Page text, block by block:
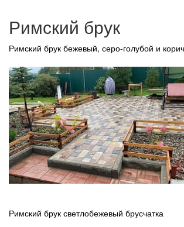
Римский брук
Римский брук бежевый, серо-голубой и
Римский брук светлобежевый брусчатка